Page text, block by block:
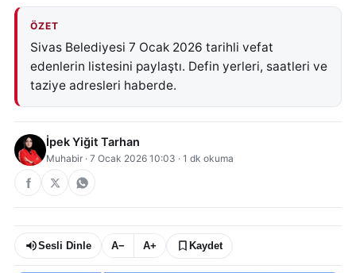
ÖZET
Sivas Belediyesi 7 Ocak 2026 tarihli vefat
edenlerin listesini paylaştı. Defin yerleri, saatleri ve
taziye adresleri haberde.
İpek Yiğit Tarhan
Muhabir · 7 Ocak 2026 10:03 · 1 dk okuma
Sesli Dinle A− A+ Kaydet